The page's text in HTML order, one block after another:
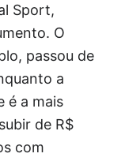
Sport,
O
passou de
a
é a mais
de R$
com